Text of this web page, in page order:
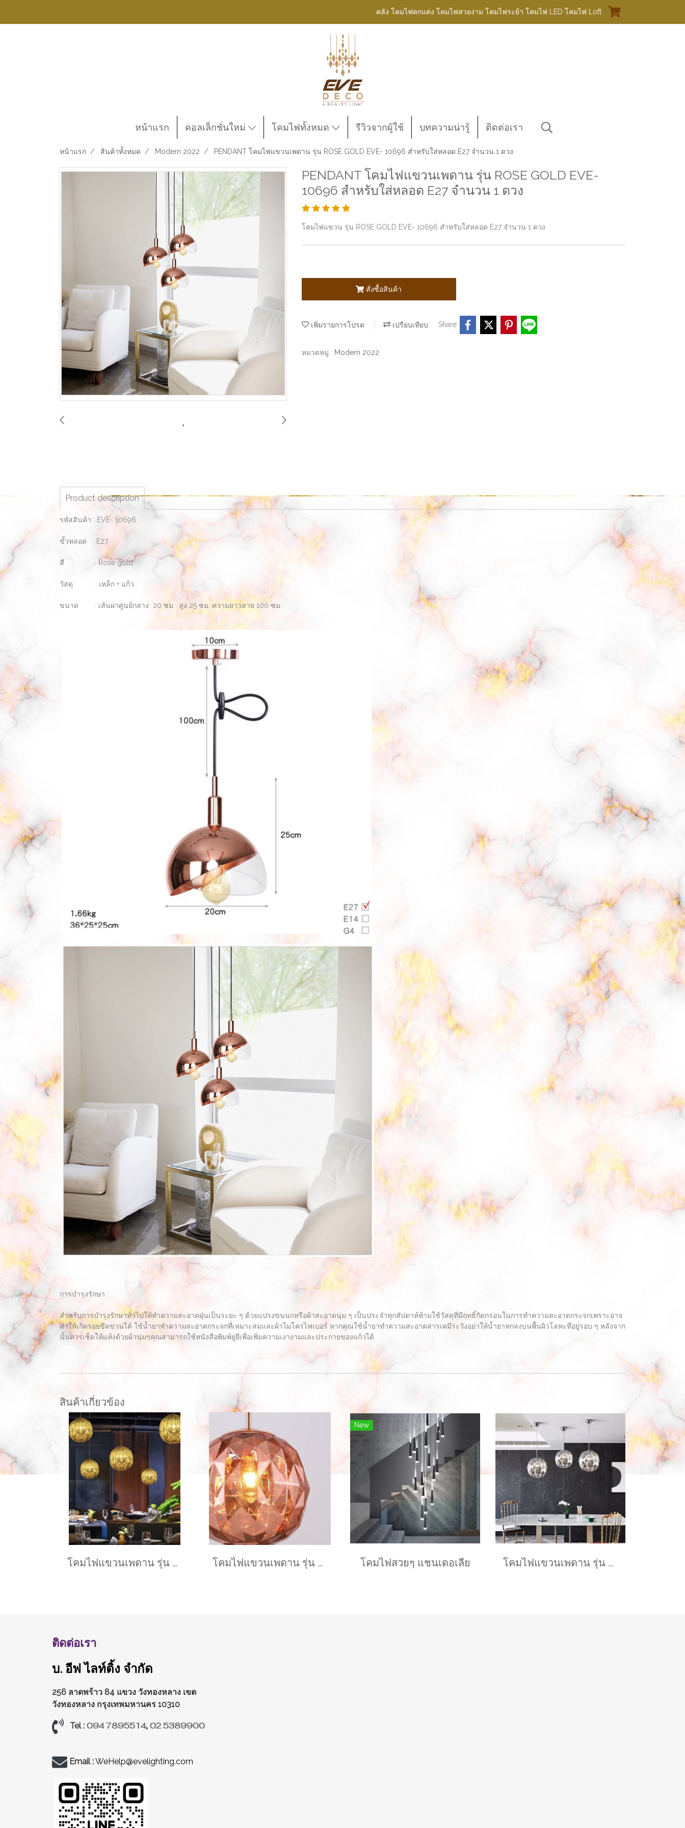
คลัง โคมไฟตกแต่ง โคมไฟสวยงาม โคมไฟระย้า โคมไฟ LED โคมไฟ Loft
หน้าแรก คอลเล็กชั่นใหม่ โคมไฟทั้งหมด รีวิวจากผู้ใช้ บทความน่ารู้ ติดต่อเรา
หน้าแรก สินค้าทั้งหมด Modern 2022 PENDANT โคมไฟแขวนเพดาน รุ่น ROSE GOLD EVE- 10696 สำหรับใส่หลอด E27 จำนวน 1 ดวง
PENDANT โคมไฟแขวนเพดาน รุ่น ROSE GOLD EVE-
10696 สำหรับใส่หลอด E27 จำนวน 1 ดวง
โคมไฟแขวน รุ่น ROSE GOLD EVE- 10696 สำหรับใส่หลอด E27 จำนวน 1 ดวง
สั่งซื้อสินค้า
เพิ่มรายการโปรด เปรียบเทียบ Share
หมวดหมู่ : Modern 2022
Product description
รหัสสินค้า : EVE- 10696
ขั้วหลอด : E27
สี : Rose gold
วัสดุ : เหล็ก + แก้ว
ขนาด : เส้นผ่าศูนย์กลาง 20 ซม. สูง 25 ซม. ความยาวสาย 100 ซม.
การบำรุงรักษา :
สำหรับการบำรุงรักษาทั่วไปให้ทำความสะอาดฝุ่นเป็นระยะ ๆ ด้วยแปรงขนนกหรือผ้าสะอาดนุ่ม ๆ เป็นประจำทุกสัปดาห์ห้ามใช้วัสดุที่มีฤทธิ์กัดกร่อนในการทำความสะอาดกระจกเพราะอาจ
ทำให้เกิดรอยขีดข่วนได้ ใช้น้ำยาทำความสะอาดกระจกที่เหมาะสมและผ้าไมโครไฟเบอร์ หากคุณใช้น้ำยาทำความสะอาดสารเคมีระวังอย่าให้น้ำยาหกลงบนพื้นผิวโลหะที่อยู่รอบ ๆ หลังจาก
นั้นควรเช็ดให้แห้งด้วยผ้านุ่มๆคุณสามารถใช้หนังสือพิมพ์ยู่ยี่เพื่อเพิ่มความเงางามและประกายของแก้วได้
สินค้าเกี่ยวข้อง
โคมไฟแขวนเพดาน รุ่น POPPIE EVE-00731 ขนาด 30x35 ซม. สำหรับใส่หลอด E27 จำนวน 1 ดวง โคมไฟแขวนเพดาน รุ่น POPPIE EVE-00731 ขนาด 30x35 ซม. สำหรับใส่หลอด E27 จำนวน 1 ดวง
New
โคมไฟสวยๆ แชนเดอเลีย โคมไฟแขวนเพดาน รุ่น POPPIE EVE-00731 ขนาด 30x35 ซม. สำหรับใส่หลอด E27 จำนวน 1 ดวง
ติดต่อเรา
บ. อีฟ ไลท์ติ้ง จำกัด
256 ลาดพร้าว 84 แขวง วังทองหลาง เขต
วังทองหลาง กรุงเทพมหานคร 10310
Tel : 094 7895514,02 5389900
Email :WeHelp@evelighting.com